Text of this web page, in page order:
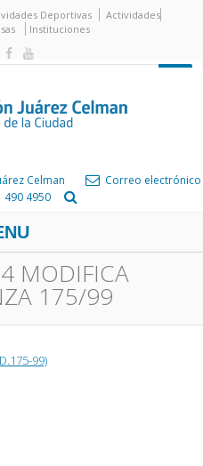
Deportivas
Actividades
Instituciones
Celman
Correo electrónico
490 4950
MODIFICA
175/99
99)